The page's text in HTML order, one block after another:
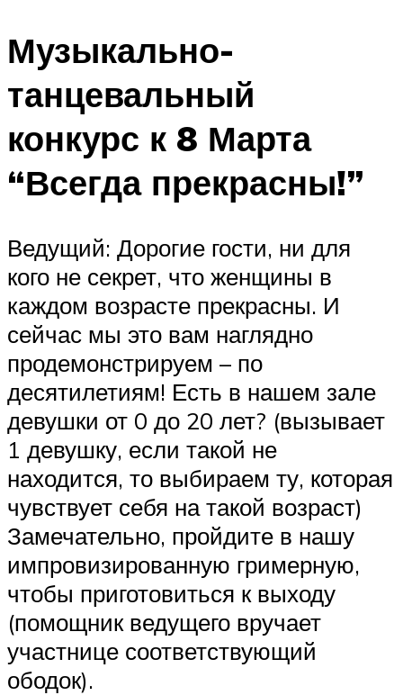
Музыкально-
танцевальный
конкурс к 8 Марта
“Всегда прекрасны!”
Ведущий: Дорогие гости, ни для
кого не секрет, что женщины в
каждом возрасте прекрасны. И
сейчас мы это вам наглядно
продемонстрируем – по
десятилетиям! Есть в нашем зале
девушки от 0 до 20 лет? (вызывает
1 девушку, если такой не
находится, то выбираем ту, которая
чувствует себя на такой возраст)
Замечательно, пройдите в нашу
импровизированную гримерную,
чтобы приготовиться к выходу
(помощник ведущего вручает
участнице соответствующий
ободок).